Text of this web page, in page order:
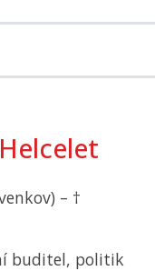
– †
buditel, politik